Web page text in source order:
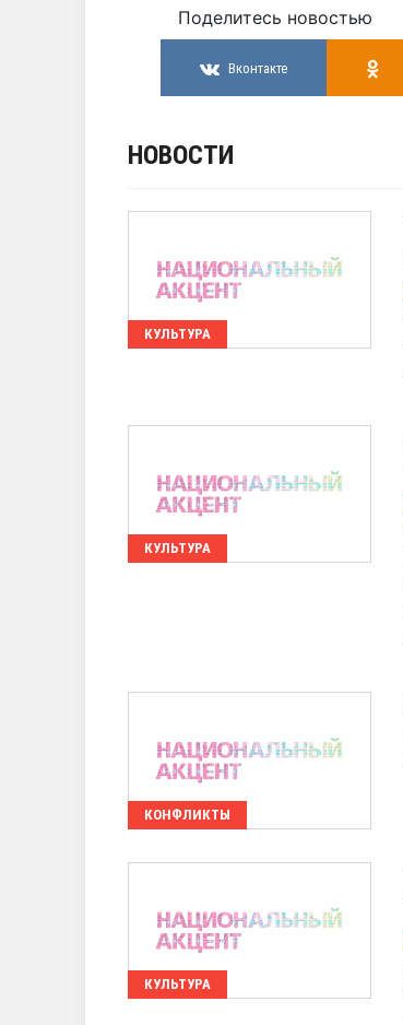
Поделитесь новостью
Вконтакте
НОВОСТИ
КУЛЬТУРА
КУЛЬТУРА
КОНФЛИКТЫ
КУЛЬТУРА